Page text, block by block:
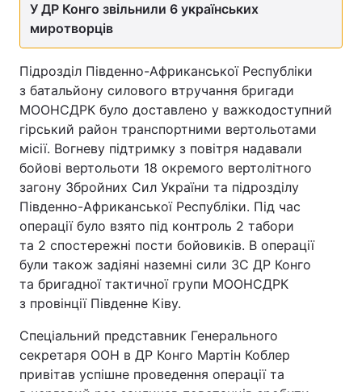
У ДР Конго звільнили 6 українських
миротворців
Підрозділ Південно-Африканської Республіки
з батальйону силового втручання бригади
МООНСДРК було доставлено у важкодоступний
гірський район транспортними вертольотами
місії. Вогневу підтримку з повітря надавали
бойові вертольоти 18 окремого вертолітного
загону Збройних Сил України та підрозділу
Південно-Африканської Республіки. Під час
операції було взято під контроль 2 табори
та 2 спостережні пости бойовиків. В операції
були також задіяні наземні сили ЗС ДР Конго
та бригадної тактичної групи МООНСДРК
з провінції Південне Ківу.
Спеціальний представник Генерального
секретаря ООН в ДР Конго Мартін Коблер
привітав успішне проведення операції та